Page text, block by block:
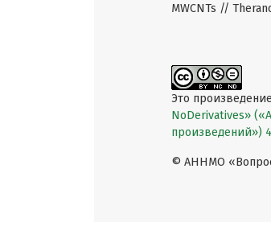
MWCNTs //
Это
NoDerivatives»
произведений»)
© АННМО